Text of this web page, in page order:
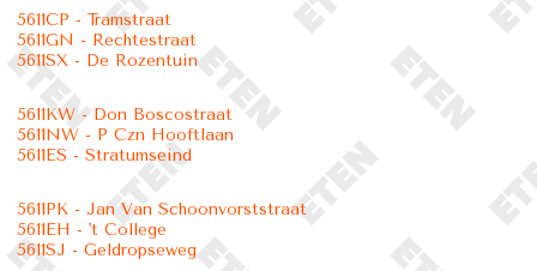
5611CP - Tramstraat
5611GN - Rechtestraat
5611SX - De Rozentuin
5611KW - Don Boscostraat
5611NW - P Czn Hooftlaan
5611ES - Stratumseind
5611PK - Jan Van Schoonvorststraat
5611EH - 't College
5611SJ - Geldropseweg